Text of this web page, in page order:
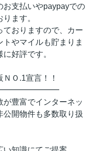
お支払いやpaypayでの
ます。
ておりますので、カー
トやマイルも貯まりま
好評です。
Ｏ.1宣言！！
豊富でインターネッ
公開物件も多数取り扱